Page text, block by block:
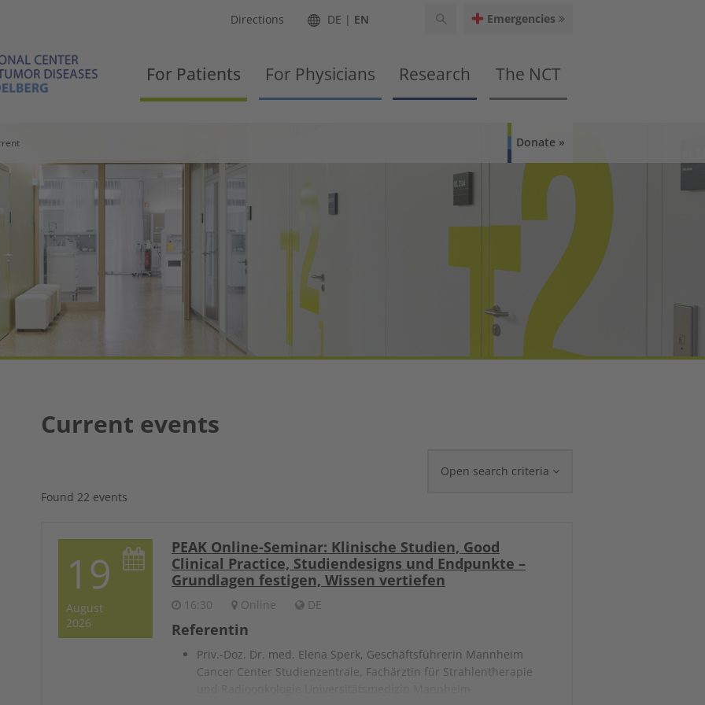
Directions DE EN Emergencies
For Patients For Physicians Research The NCT
Donate
Current events
Open search criteria
Found 22 events
19
August
2026
PEAK Online-Seminar: Klinische Studien, Good
Clinical Practice, Studiendesigns und Endpunkte –
Grundlagen festigen, Wissen vertiefen
16:30 Online DE
Referentin
Priv.-Doz. Dr. med. Elena Sperk, Geschäftsführerin Mannheim
Cancer Center Studienzentrale, Fachärztin für Strahlentherapie